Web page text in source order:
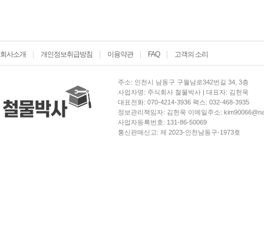
회사소개 개인정보취급방침 이용약관 FAQ 고객의 소리
주소: 인천시 남동구 구월남로342번길 34, 3층
사업자명: 주식회사 철물박사 | 대표자: 김헌욱
대표전화: 070-4214-3936 팩스: 032-468-3935
정보관리책임자: 김헌욱 이메일주소:
사업자등록번호: 131-86-50069
통신판매신고: 제 2023-인천남동구-1973호